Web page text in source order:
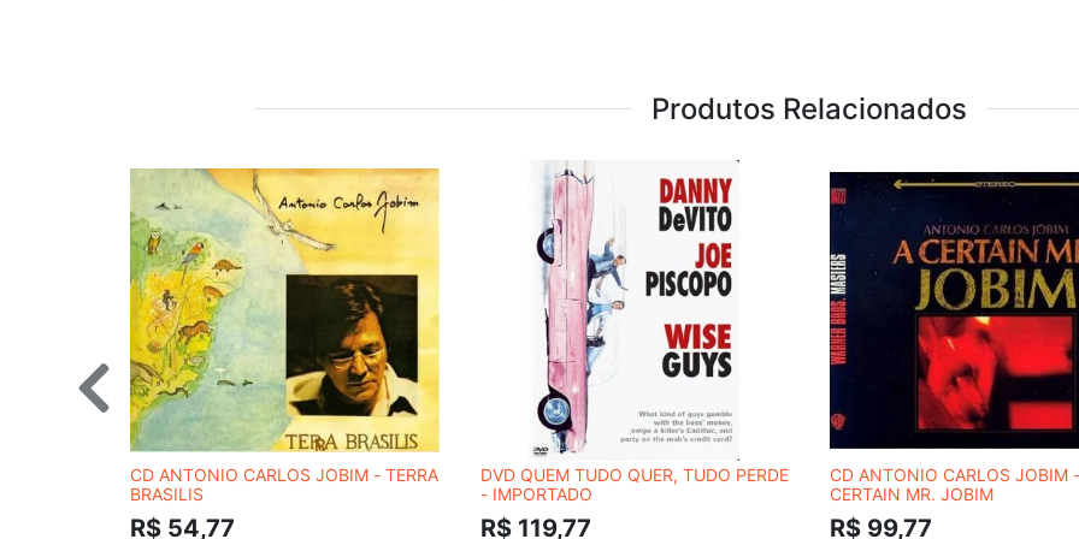
Produtos Relacionados
CD ANTONIO CARLOS JOBIM - TERRA
BRASILIS
R$ 54,77
DVD QUEM TUDO QUER, TUDO PERDE
- IMPORTADO
R$ 119,77
CD ANTONIO CARLOS JOBIM
CERTAIN MR. JOBIM
R$ 99,77